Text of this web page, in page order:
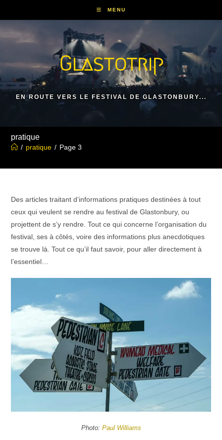
content
MENU
Glastotrip
EN ROUTE VERS LE FESTIVAL DE GLASTONBURY...
pratique
/ pratique / Page 3
Des articles traitant d’informations pratiques destinées à tout
ceux qui veulent se rendre au festival de Glastonbury, ou
projettent de s’y rendre. Tout ce qui concerne l’organisation du
festival, ses à côtés, voire des informations plus anecdotiques
se trouve là. Tout ce qu’il faut savoir, pour aller directement à
l’essentiel…
Photo: Paul Williams